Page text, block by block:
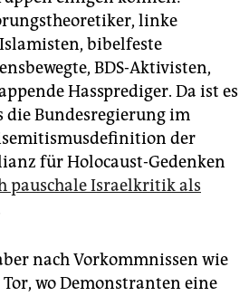
linke
bibelfeste
BDS-Aktivisten,
Hassprediger. Da ist es
die Bundesregierung im
der
für Holocaust-Gedenken
pauschale Israel­kritik als
nach Vorkommnissen wie
wo Demonstranten eine